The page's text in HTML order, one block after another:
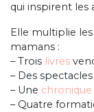
qui inspirent les
Elle multiplie
mamans :
– Trois livres
– Des
– Une
– Quatre